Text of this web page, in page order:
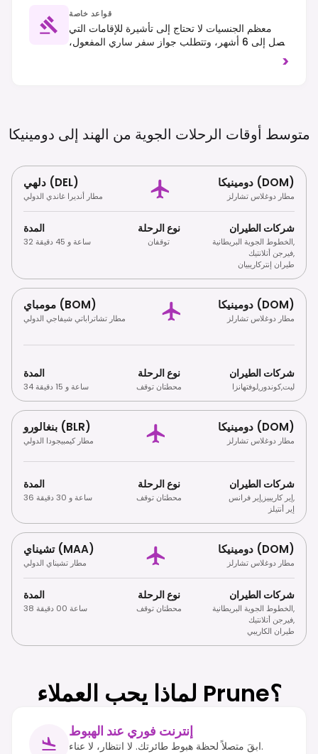
قواعد خاصة
معظم الجنسيات لا تحتاج إلى تأشيرة للإقامات التي
تصل إلى 6 أشهر، وتتطلب جواز سفر ساري المفعول،
وتذكرة عودة، وإثبات الأموال. القيادة تكون على الجانب>
متوسط ​​أوقات الرحلات الجوية من الهند إلى دومينيكا
دلهي (DEL)
مطار أنديرا غاندي الدولي
دومينيكا (DOM)
مطار دوغلاس تشارلز
المدة
32 ساعة و 45 دقيقة
نوع الرحلة
توقفان
شركات الطيران
الخطوط الجوية البريطانية,
فيرجن أتلانتيك,
طيران إنتركاريبيان
مومباي (BOM)
مطار تشاتراباتي شيفاجي الدولي
دومينيكا (DOM)
مطار دوغلاس تشارلز
المدة
34 ساعة و 15 دقيقة
نوع الرحلة
محطتان توقف
شركات الطيران
لوفتهانزا,كوندور,ليت
بنغالورو (BLR)
مطار كيمبيجودا الدولي
دومينيكا (DOM)
مطار دوغلاس تشارلز
المدة
36 ساعة و 30 دقيقة
نوع الرحلة
محطتان توقف
شركات الطيران
إير فرانس,إير كاريبيز,
إير أنتيلز
تشيناي (MAA)
مطار تشيناي الدولي
دومينيكا (DOM)
مطار دوغلاس تشارلز
المدة
38 ساعة 00 دقيقة
نوع الرحلة
محطتان توقف
شركات الطيران
الخطوط الجوية البريطانية,
فيرجن أتلانتيك,
طيران الكاريبي
لماذا يحب العملاء Prune؟
إنترنت فوري عند الهبوط
ابقَ متصلاً لحظة هبوط طائرتك. لا انتظار، لا عناء.